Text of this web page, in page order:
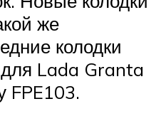
же
колодки
Lada Granta
FPE103.